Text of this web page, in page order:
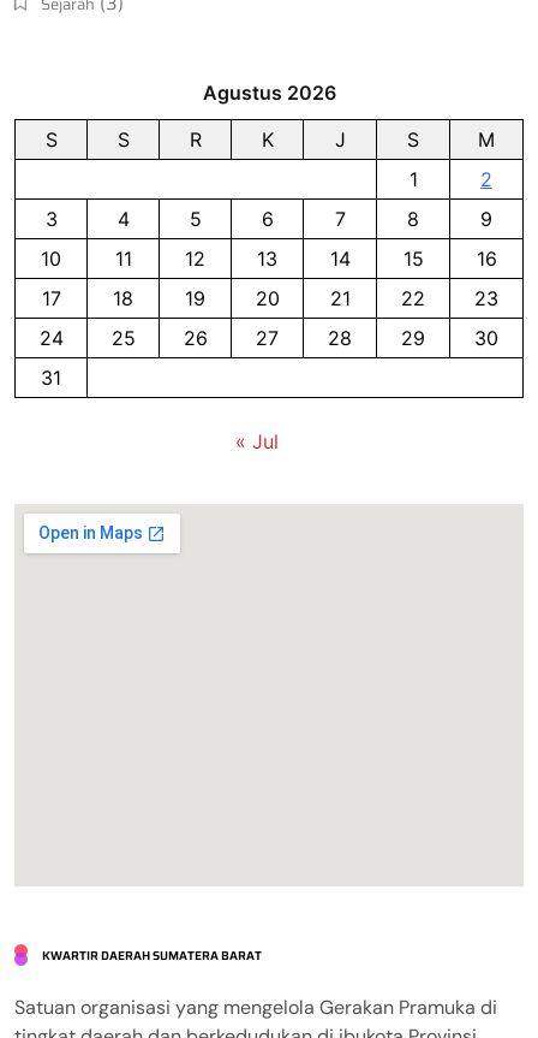
Agustus 2026
S
S R K J S
M
1
2
3
4 5 6 7 8
9
10
11 12 13 14 15
16
17
18 19 20 21 22
23
24
25 26 27 28 29
30
31
« Jul
KWARTIR DAERAH SUMATERA BARAT
Satuan organisasi yang mengelola Gerakan Pramuka di